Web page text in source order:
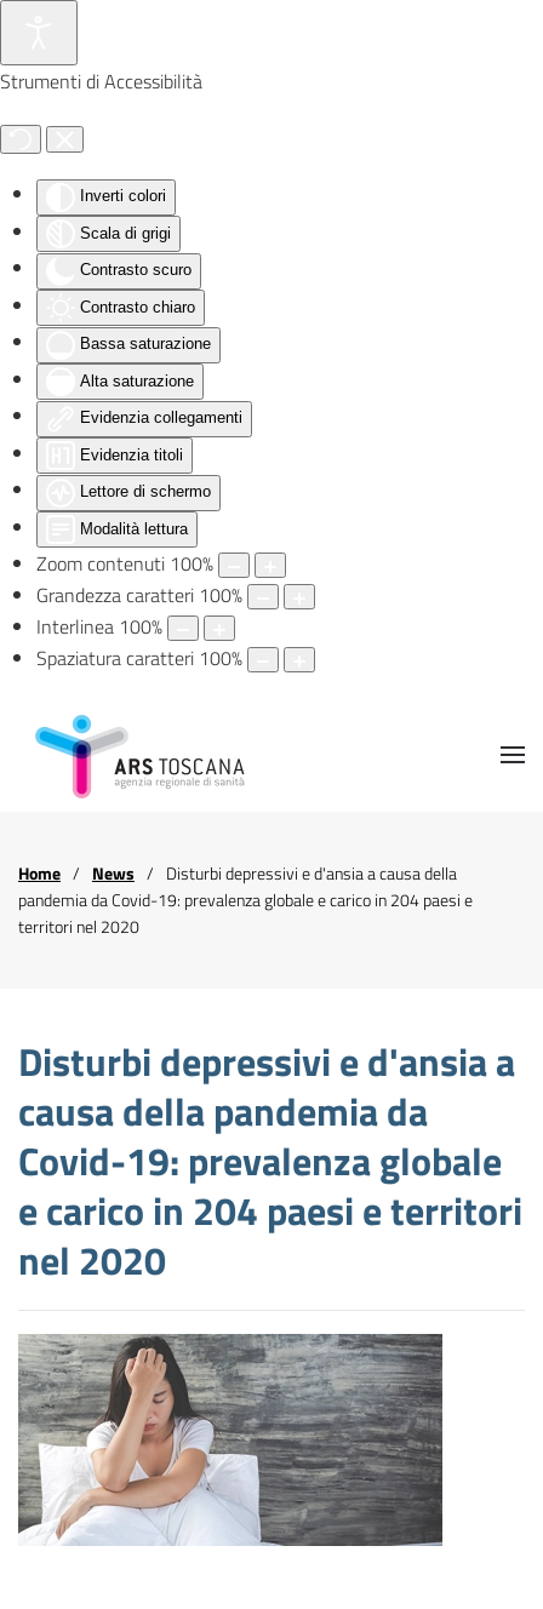
Strumenti di Accessibilità
Inverti colori
Scala di grigi
Contrasto scuro
Contrasto chiaro
Bassa saturazione
Alta saturazione
Evidenzia collegamenti
Evidenzia titoli
Lettore di schermo
Modalità lettura
Zoom contenuti 100%
Grandezza caratteri 100%
Interlinea 100%
Spaziatura caratteri 100%
Skip to main content
Home News
Disturbi depressivi e d'ansia a causa della
pandemia da Covid-19: prevalenza globale e carico in 204 paesi e
territori nel 2020
Disturbi depressivi e d'ansia a
causa della pandemia da
Covid-19: prevalenza globale
e carico in 204 paesi e territori
nel 2020